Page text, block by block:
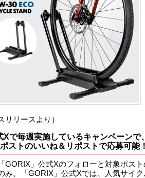
リリースより）
Xで毎週実施しているキャンペーンで
ストのいいね＆リポストで応募可能！
GORIX」公式Xのフォローと対象ポスト
み。「GORIX」公式Xでは、人気サイク